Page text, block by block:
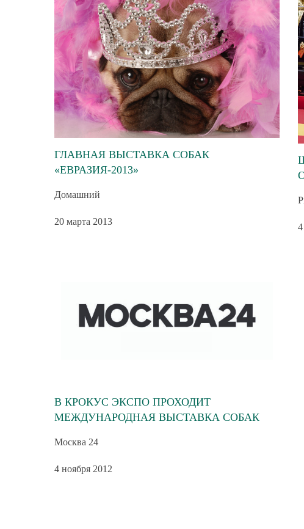
ГЛАВНАЯ ВЫСТАВКА СОБАК
«ЕВРАЗИЯ-2013»
Домашний
20 марта 2013
В КРОКУС ЭКСПО ПРОХОДИТ
МЕЖДУНАРОДНАЯ ВЫСТАВКА СОБАК
Москва 24
4 ноября 2012